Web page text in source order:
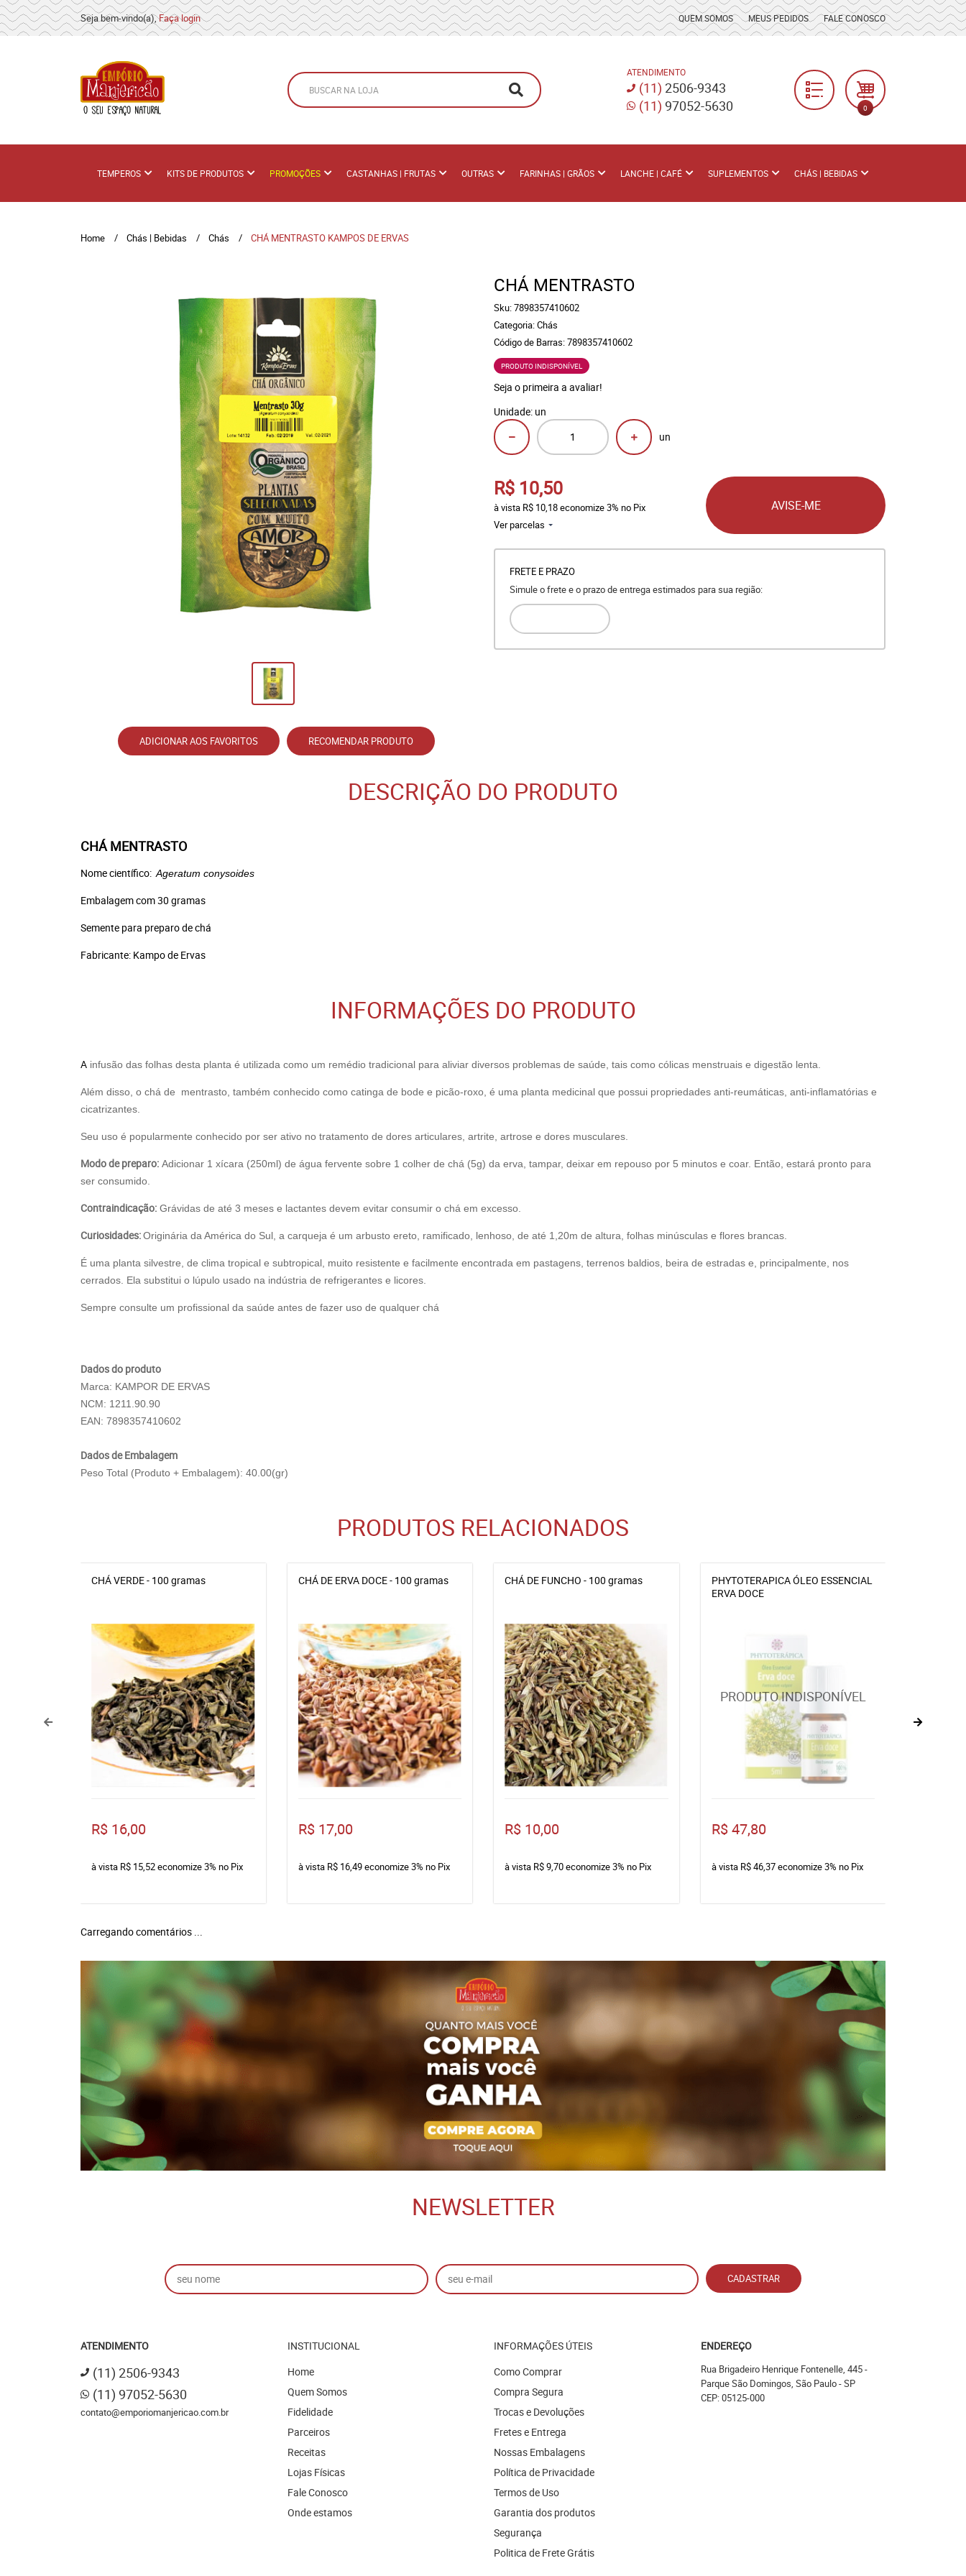
Seja bem-vindo(a),Faça login QUEM SOMOS MEUS PEDIDOS FALE CONOSCO
ATENDIMENTO
(11) 2506-9343
(11) 97052-5630 0
TEMPEROS KITS DE PRODUTOS PROMOÇÕES CASTANHAS | FRUTAS OUTRAS FARINHAS | GRÃOS LANCHE | CAFÉ SUPLEMENTOS CHÁS | BEBIDAS
Home Chás | Bebidas Chás CHÁ MENTRASTO KAMPOS DE ERVAS
ADICIONAR AOS FAVORITOS RECOMENDAR PRODUTO
CHÁ MENTRASTO
Sku:7898357410602
Categoria:Chás
Código de Barras:7898357410602
PRODUTO INDISPONÍVEL
Seja o primeira a avaliar!
Unidade: un
un
R$ 10,50
à vista R$ 10,18economize3% no Pix
Ver parcelas
AVISE-ME
FRETE E PRAZO
Simule o frete e o prazo de entrega estimados para sua região:
DESCRIÇÃO DO PRODUTO
CHÁ MENTRASTO
Nome científico: Ageratum conysoides
Embalagem com 30 gramas
Semente para preparo de chá
Fabricante: Kampo de Ervas
INFORMAÇÕES DO PRODUTO
A infusão das folhas desta planta é utilizada como um remédio tradicional para aliviar diversos problemas de saúde, tais como cólicas menstruais e digestão lenta.
Além disso, o chá de mentrasto, também conhecido como catinga de bode e picão-roxo, é uma planta medicinal que possui propriedades anti-reumáticas, anti-inflamatórias e
cicatrizantes.
Seu uso é popularmente conhecido por ser ativo no tratamento de dores articulares, artrite, artrose e dores musculares.
Modo de preparo: Adicionar 1 xícara (250ml) de água fervente sobre 1 colher de chá (5g) da erva, tampar, deixar em repouso por 5 minutos e coar. Então, estará pronto para
ser consumido.
Contraindicação: Grávidas de até 3 meses e lactantes devem evitar consumir o chá em excesso.
Curiosidades:Originária da América do Sul, a carqueja é um arbusto ereto, ramificado, lenhoso, de até 1,20m de altura, folhas minúsculas e flores brancas.
É uma planta silvestre, de clima tropical e subtropical, muito resistente e facilmente encontrada em pastagens, terrenos baldios, beira de estradas e, principalmente, nos
cerrados. Ela substitui o lúpulo usado na indústria de refrigerantes e licores.
Sempre consulte um profissional da saúde antes de fazer uso de qualquer chá
Dados do produto
Marca: KAMPOR DE ERVAS
NCM: 1211.90.90
EAN: 7898357410602
Dados de Embalagem
Peso Total (Produto + Embalagem): 40.00(gr)
PRODUTOS RELACIONADOS
CHÁ VERDE - 100 gramas
R$ 16,00
à vista R$ 15,52economize3% no Pix
CHÁ DE ERVA DOCE - 100 gramas
R$ 17,00
à vista R$ 16,49economize3% no Pix
CHÁ DE FUNCHO - 100 gramas
R$ 10,00
à vista R$ 9,70economize3% no Pix
PHYTOTERAPICA ÓLEO ESSENCIAL
ERVA DOCE
R$ 47,80
à vista R$ 46,37economize3% no Pix
Carregando comentários ...
NEWSLETTER
CADASTRAR
ATENDIMENTO
(11) 2506-9343
(11) 97052-5630
contato@emporiomanjericao.com.br
INSTITUCIONAL
Home
Quem Somos
Fidelidade
Parceiros
Receitas
Lojas Físicas
Fale Conosco
Onde estamos
INFORMAÇÕES ÚTEIS
Como Comprar
Compra Segura
Trocas e Devoluções
Fretes e Entrega
Nossas Embalagens
Política de Privacidade
Termos de Uso
Garantia dos produtos
Segurança
Politica de Frete Grátis
ENDEREÇO
Rua Brigadeiro Henrique Fontenelle, 445-
Parque São Domingos, São Paulo-SP
CEP: 05125-000